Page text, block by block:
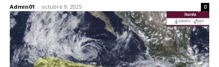
Admin01 - octubre 9, 2025 0